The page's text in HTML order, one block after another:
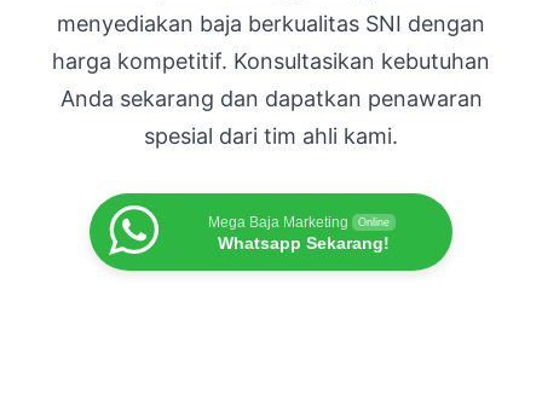
menyediakan baja berkualitas SNI dengan
harga kompetitif. Konsultasikan kebutuhan
Anda sekarang dan dapatkan penawaran
spesial dari tim ahli kami.
Mega Baja Marketing Online
Whatsapp Sekarang!